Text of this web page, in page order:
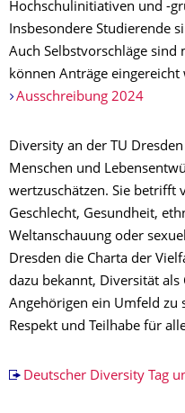
Hochschulinitiativen und -
Insbesondere Studierende
Auch Selbstvorschläge sind
können Anträge eingereicht
Ausschreibung 2024
Diversity an der TU
Menschen und
wertzuschätzen. Sie betrifft
Geschlecht, Gesundheit,
Weltanschauung oder
Dresden die Charta der
dazu bekannt, Diversität
Angehörigen ein Umfeld zu
Respekt und Teilhabe für
Deutscher Diversity Tag